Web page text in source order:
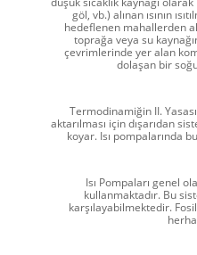
göl, vb.) alınan ısının
hedeflenen mahallerden
toprağa veya su
çevrimlerinde yer alan
dolaşan bir
Termodinamiğin II.
aktarılması için dışarıdan
koyar. Isı pompalarında
Isı Pompaları genel
kullanmaktadır. Bu
karşılayabilmektedir.